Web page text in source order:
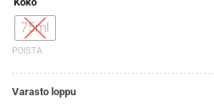
75ml
POISTA
Varasto loppu